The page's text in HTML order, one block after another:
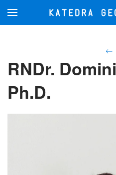
Přejít na hlavní obsah
RNDr.
Ph.D.